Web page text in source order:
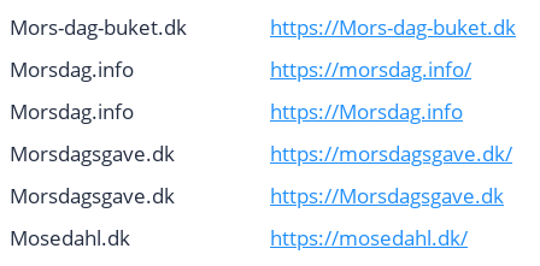
Mors-dag-buket.dk
https://Mors-dag-buket.dk
Morsdag.info
https://morsdag.info/
Morsdag.info
https://Morsdag.info
Morsdagsgave.dk
https://morsdagsgave.dk/
Morsdagsgave.dk
https://Morsdagsgave.dk
Mosedahl.dk
https://mosedahl.dk/